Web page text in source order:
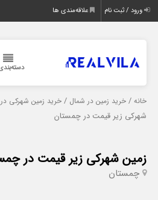
ورود / ثبت نام علاقه‌مندی ها
خانه /خرید زمین در شمال /خرید زمین شهرکی
شهرکی زیر قیمت در چمستان
زمین شهرکی زیر قیمت در
چمستان